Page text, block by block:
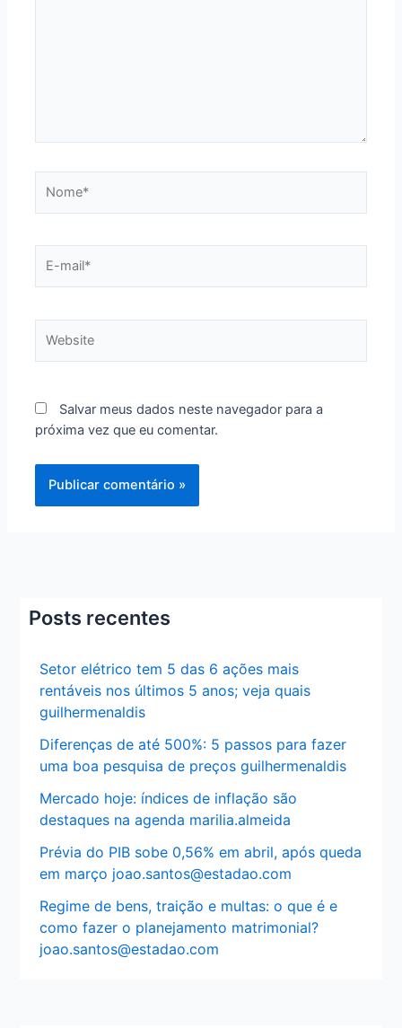
mail*
Salvar meus dados neste navegador para a
próxima vez que eu comentar.
Posts recentes
Setor elétrico tem 5 das 6 ações mais
rentáveis nos últimos 5 anos; veja quais
guilhermenaldis
Diferenças de até 500%: 5 passos para fazer
uma boa pesquisa de preços guilhermenaldis
Mercado hoje: índices de inflação são
destaques na agenda marilia.almeida
Prévia do PIB sobe 0,56% em abril, após queda
em março joao.santos@estadao.com
Regime de bens, traição e multas: o que é e
como fazer o planejamento matrimonial?
joao.santos@estadao.com